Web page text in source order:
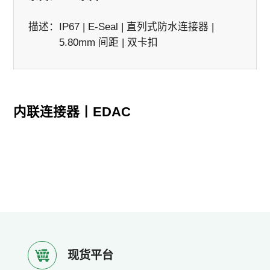
描述： IP67 | E-Seal | 直列式防水连接器 |
5.80mm 间距 | 双卡扣
内联连接器丨EDAC
现货平台